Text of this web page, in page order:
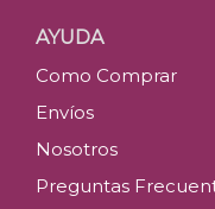
AYUDA
Como Comprar
Envíos
Nosotros
Preguntas